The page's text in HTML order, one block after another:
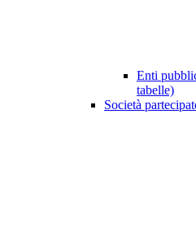
Enti
tabelle)
Società